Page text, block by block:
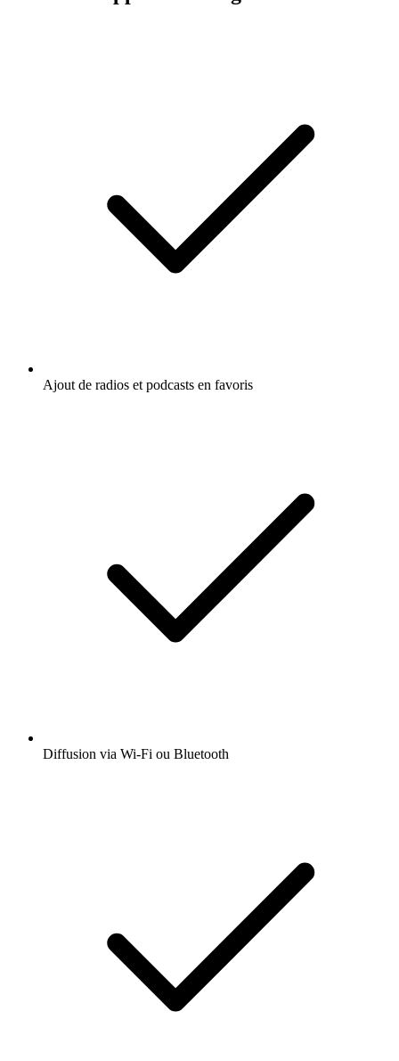
Ajout de radios et podcasts en favoris
Diffusion via Wi-Fi ou Bluetooth